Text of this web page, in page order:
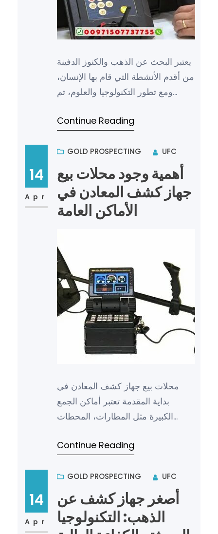
يعتبر البحث عن الذهب والكنوز الدفينة
من أقدم الأنشطة التي قام بها الإنسان،
ومع تطور التكنولوجيا والعلوم، تم
والكنوز الدفينة التي…
Continue Reading
14
Apr
GOLD PROSPECTING UFC
أهمية وجود محلات بيع
جهاز كشف المعادن في
الأماكن العامة
محلات بيع جهاز كشف المعادن في
بداية المقدمة تعتبر أماكن الجمع
الكبيرة مثل المطارات، المحطات
Continue Reading
14
Apr
GOLD PROSPECTING UFC
أصغر جهاز كشف عن
الذهب: التكنولوجيا